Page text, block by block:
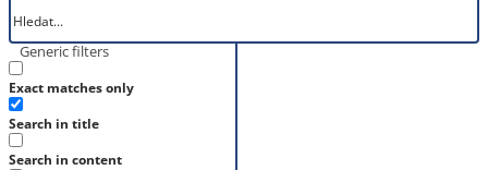
Generic filters
Exact matches only
Search in title
Search in content